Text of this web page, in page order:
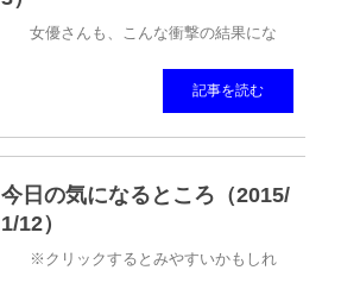
女優さんも、こんな衝撃の結果にな
記事を読む
今日の気になるところ（2015/
1/12）
※クリックするとみやすいかもしれ